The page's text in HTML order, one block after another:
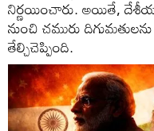
నిర్ణయించారు. అయితే,
నుంచి చమురు
తేల్చిచెప్పింది.